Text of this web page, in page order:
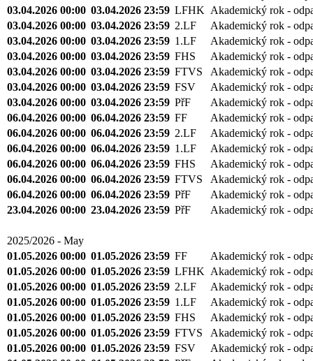
03.04.2026 00:00 03.04.2026 23:59 LFHK Akademický rok -
03.04.2026 00:00 03.04.2026 23:59 2.LF
Akademický rok -
03.04.2026 00:00 03.04.2026 23:59 1.LF
Akademický rok -
03.04.2026 00:00 03.04.2026 23:59 FHS
Akademický rok -
03.04.2026 00:00 03.04.2026 23:59 FTVS
Akademický rok -
03.04.2026 00:00 03.04.2026 23:59 FSV
Akademický rok -
03.04.2026 00:00 03.04.2026 23:59 PřF
Akademický rok -
06.04.2026 00:00 06.04.2026 23:59 FF
Akademický rok -
06.04.2026 00:00 06.04.2026 23:59 2.LF
Akademický rok -
06.04.2026 00:00 06.04.2026 23:59 1.LF
Akademický rok -
06.04.2026 00:00 06.04.2026 23:59 FHS
Akademický rok -
06.04.2026 00:00 06.04.2026 23:59 FTVS
Akademický rok -
06.04.2026 00:00 06.04.2026 23:59 PřF
Akademický rok -
23.04.2026 00:00 23.04.2026 23:59 PřF Akademický rok -
2025/2026 - May
01.05.2026 00:00 01.05.2026 23:59 FF
Akademický rok -
01.05.2026 00:00 01.05.2026 23:59 LFHK Akademický rok -
01.05.2026 00:00 01.05.2026 23:59 2.LF
Akademický rok -
01.05.2026 00:00 01.05.2026 23:59 1.LF
Akademický rok -
01.05.2026 00:00 01.05.2026 23:59 FHS
Akademický rok -
01.05.2026 00:00 01.05.2026 23:59 FTVS
Akademický rok -
01.05.2026 00:00 01.05.2026 23:59 FSV
Akademický rok -